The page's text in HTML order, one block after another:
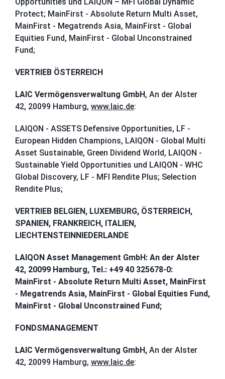
Protect; MainFirst - Absolute Return Multi Asset,
MainFirst - Megatrends Asia, MainFirst - Global
Equities Fund, MainFirst - Global Unconstrained
Fund;
VERTRIEB ÖSTERREICH
LAIC Vermögensverwaltung GmbH, An der Alster
42, 20099 Hamburg, www.laic.de:
LAIQON - ASSETS Defensive Opportunities, LF -
European Hidden Champions, LAIQON - Global Multi
Asset Sustainable, Green Dividend World, LAIQON -
Sustainable Yield Opportunities und LAIQON - WHC
Global Discovery, LF - MFI Rendite Plus; Selection
Rendite Plus;
VERTRIEB BELGIEN, LUXEMBURG, ÖSTERREICH,
SPANIEN, FRANKREICH, ITALIEN,
LIECHTENSTEINNIEDERLANDE
LAIQON Asset Management GmbH: An der Alster
42, 20099 Hamburg, Tel.: +49 40 325678-0:
MainFirst - Absolute Return Multi Asset, MainFirst
- Megatrends Asia, MainFirst - Global Equities Fund,
MainFirst - Global Unconstrained Fund;
FONDSMANAGEMENT
LAIC Vermögensverwaltung GmbH, An der Alster
42, 20099 Hamburg, www.laic.de: